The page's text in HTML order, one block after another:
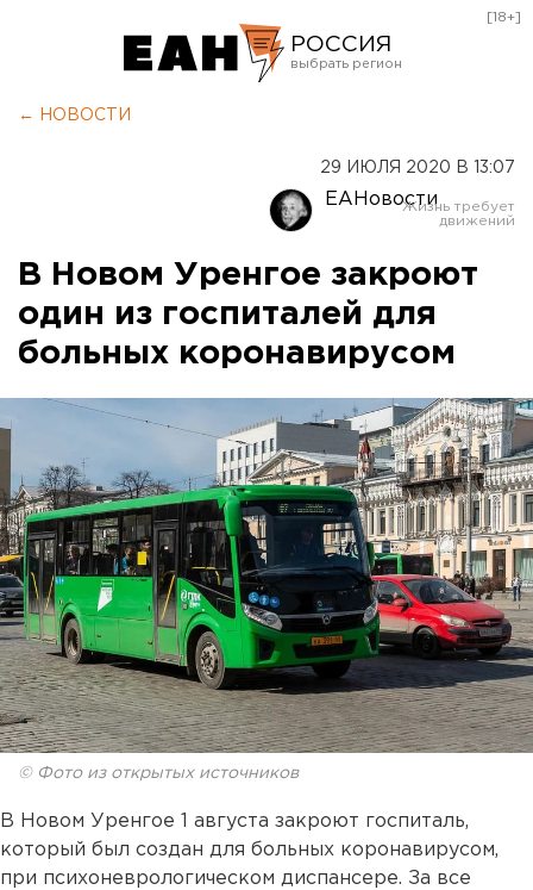
РОССИЯ
Оренбург
[18+]
← НОВОСТИ
29 ИЮЛЯ 2020 В 13:07
ЕАНовости
В Новом Уренгое закроют
один из госпиталей для
больных коронавирусом
© Фото из открытых источников
В Новом Уренгое 1 августа закроют госпиталь,
который был создан для больных коронавирусом,
при психоневрологическом диспансере. За все